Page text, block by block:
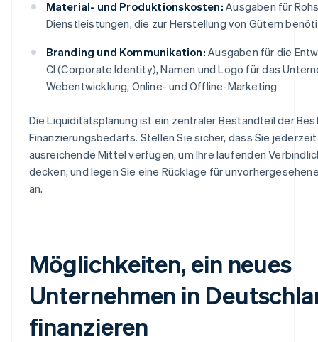
Material- und Produktionskosten: Ausgaben für
Dienstleistungen, die zur Herstellung von Gütern
Branding und Kommunikation: Ausgaben für die
CI (Corporate Identity), Namen und Logo für das
Webentwicklung, Online- und Offline-Marketing
Die Liquiditätsplanung ist ein zentraler Bestandteil der
Finanzierungsbedarfs. Stellen Sie sicher, dass Sie
ausreichende Mittel verfügen, um Ihre laufenden
decken, und legen Sie eine Rücklage für
an.
Möglichkeiten, ein neues
Unternehmen in
finanzieren